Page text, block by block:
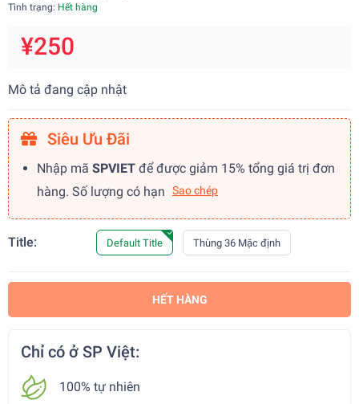
Tình trạng: Hết hàng
¥250
Mô tả đang cập nhật
Siêu Ưu Đãi
Nhập mã SPVIET để được giảm 15% tổng giá trị đơn
hàng. Số lượng có hạn
Sao chép
Title: Default Title Thùng 36 Mặc định
HẾT HÀNG
Chỉ có ở SP Việt:
100% tự nhiên